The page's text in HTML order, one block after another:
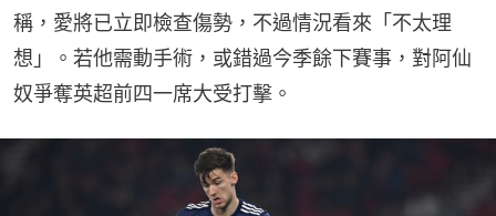
稱，愛將已立即檢查傷勢，不過情況看來「不太理
想」。若他需動手術，或錯過今季餘下賽事，對阿仙
奴爭奪英超前四一席大受打擊。